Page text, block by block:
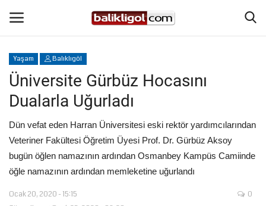
Giriş Yap
Anasayfa
Köşe Yazıları
Şanlıurfa
Eğitim
Yaşam Balıklıgöl
Üniversite Gürbüz Hocasını
Dualarla Uğurladı
Dün vefat eden Harran Üniversitesi eski rektör yardımcılarından
Veteriner Fakültesi Öğretim Üyesi Prof. Dr. Gürbüz Aksoy
bugün öğlen namazının ardından Osmanbey Kampüs Camiinde
öğle namazının ardından memleketine uğurlandı
Ocak 20, 2020 - 15:15
0